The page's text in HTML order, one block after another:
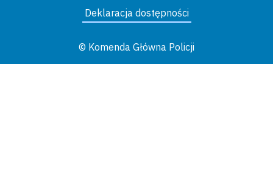
Deklaracja dostępności
© Komenda Główna Policji